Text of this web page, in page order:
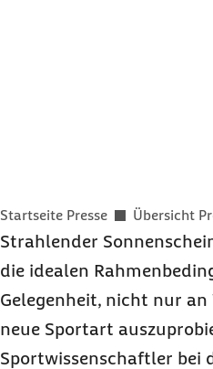
Sie befinden sich hier:
Startseite Presse Übersicht
Strahlender
die idealen
Gelegenheit, nicht nur
neue Sportart
Sportwissenschaftler bei